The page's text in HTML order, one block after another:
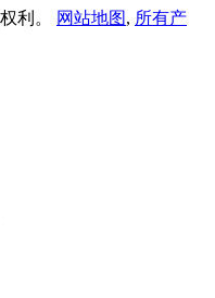
利。 网站地图, 所有产